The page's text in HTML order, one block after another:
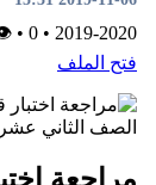
2019-2020
•
0
•
6,117
فتح الملف
الصف الثاني عشر